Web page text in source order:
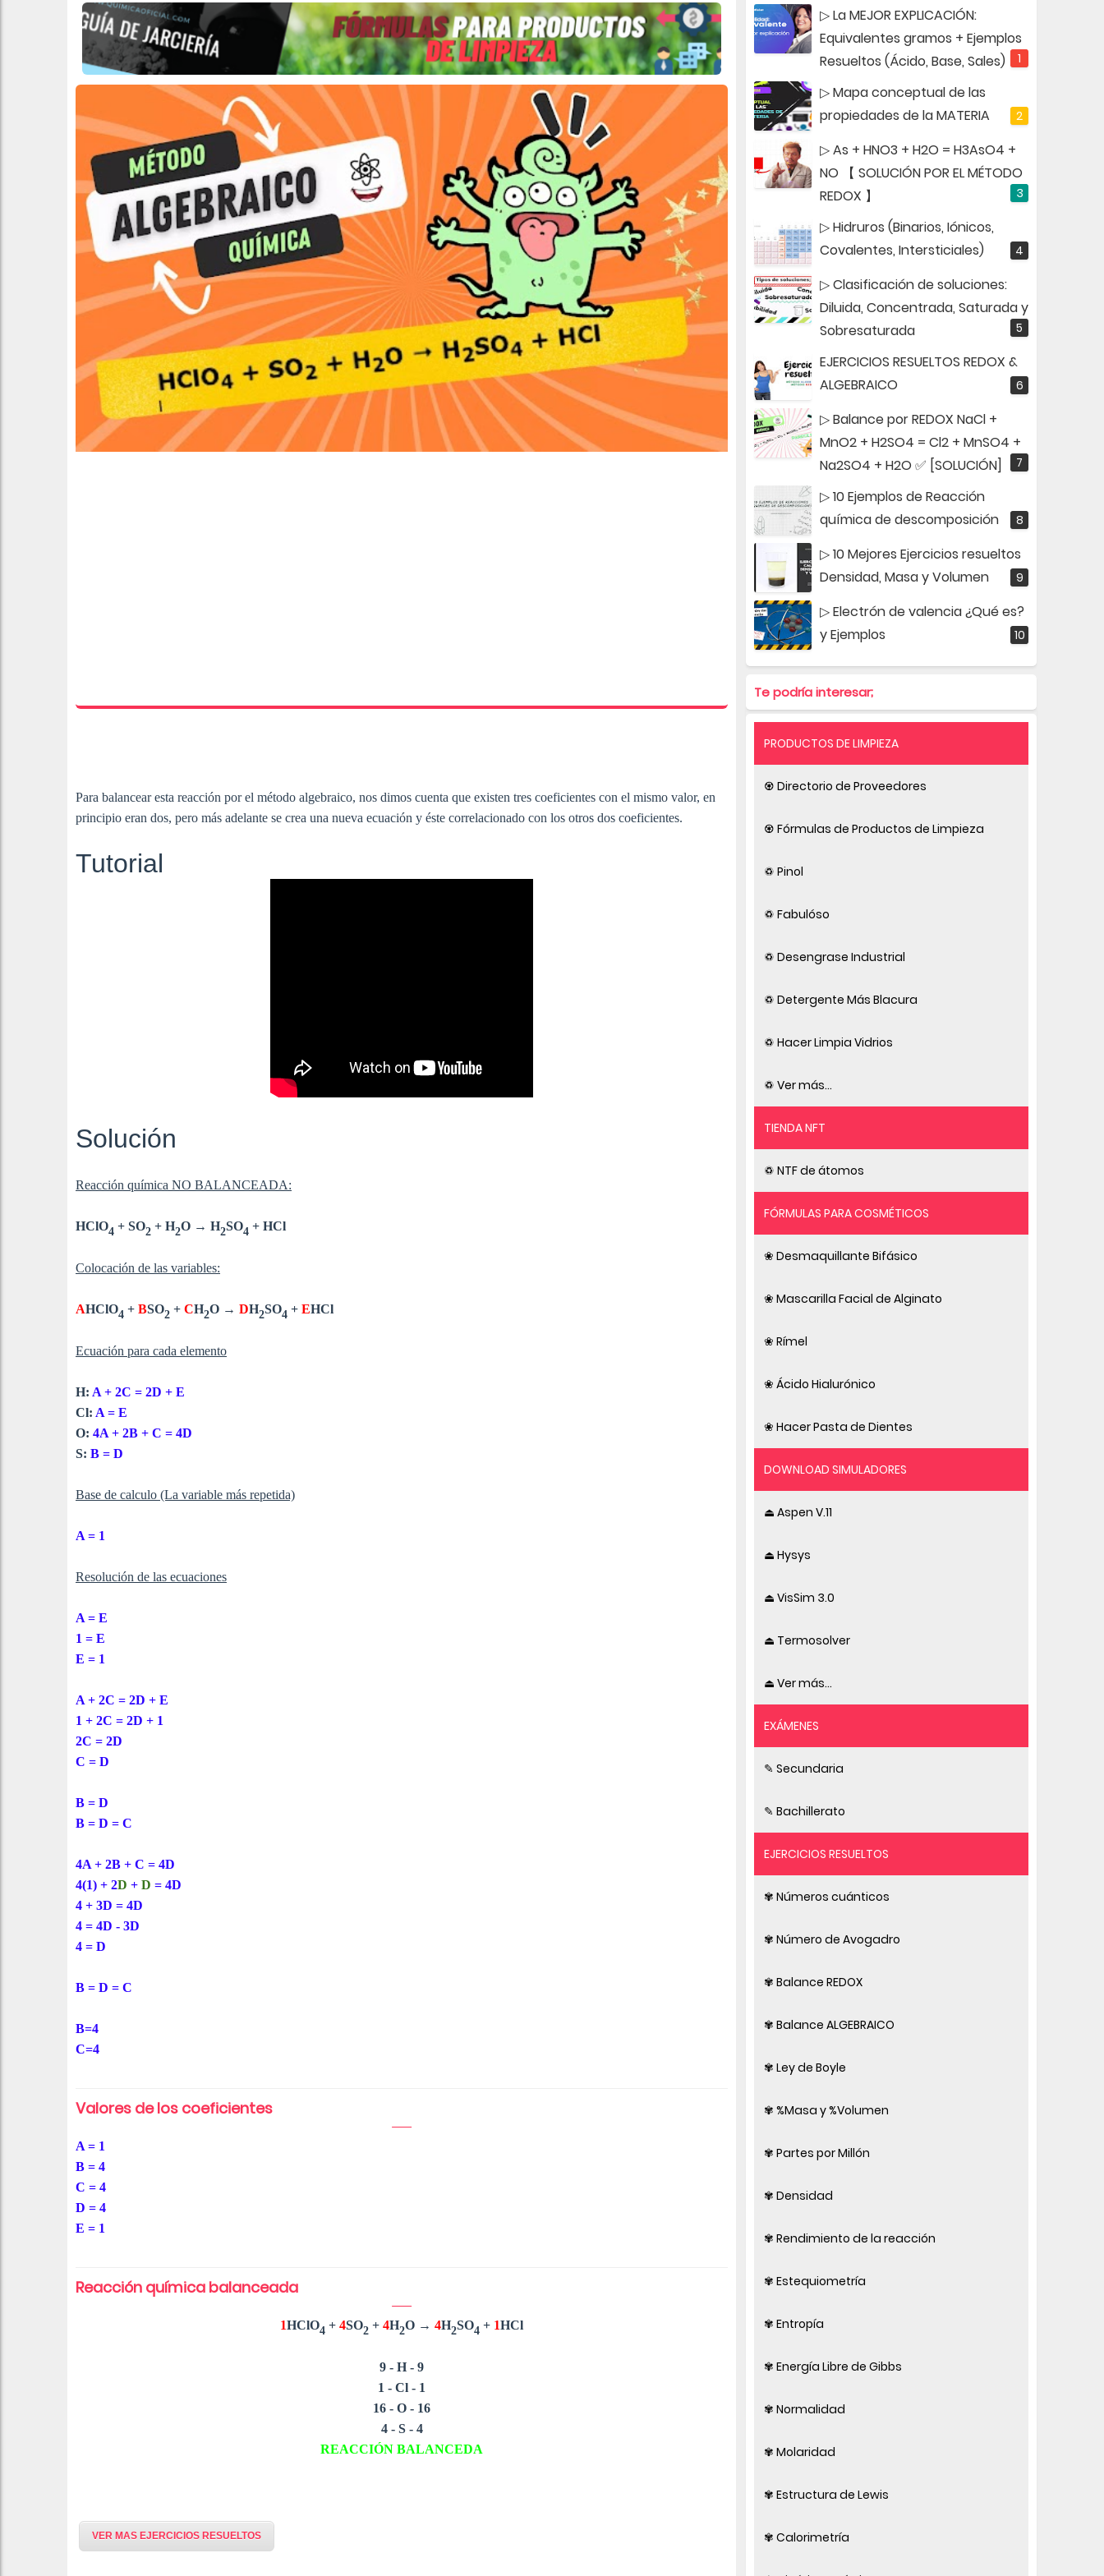
Para balancear esta reacción por el método algebraico, nos dimos cuenta que existen tres coeficientes con el mismo valor, en
principio eran dos, pero más adelante se crea una nueva ecuación y éste correlacionado con los otros dos coeficientes.
Tutorial
Solución
Reacción química NO BALANCEADA:
HClO4 + SO2 + H2O → H2SO4 + HCl
Colocación de las variables:
AHClO4 + BSO2 + CH2O → DH2SO4 + EHCl
Ecuación para cada elemento
H: A + 2C = 2D + E
Cl: A = E
O: 4A + 2B + C = 4D
S: B = D
Base de calculo (La variable más repetida)
A = 1
Resolución de las ecuaciones
A = E
1 = E
E = 1
A + 2C = 2D + E
1 + 2C = 2D + 1
2C = 2D
C = D
B = D
B = D = C
4A + 2B + C = 4D
4(1) + 2D + D = 4D
4 + 3D = 4D
4 = 4D - 3D
4 = D
B = D = C
B=4
C=4
Valores de los coeficientes
A = 1
B = 4
C = 4
D = 4
E = 1
Reacción química balanceada
1HClO4 +4SO2 +4H2O →4H2SO4 + 1HCl
9 - H - 9
1 - Cl - 1
16 - O - 16
4 - S - 4
REACCIÓN BALANCEDA
VER MAS EJERCICIOS RESUELTOS
▷ La MEJOR EXPLICACIÓN:
Equivalentes gramos + Ejemplos
Resueltos (Ácido, Base, Sales)
▷ Mapa conceptual de las
propiedades de la MATERIA
▷ As + HNO3 + H2O = H3AsO4 +
NO 【 SOLUCIÓN POR EL MÉTODO
REDOX 】
▷ Hidruros (Binarios, Iónicos,
Covalentes, Intersticiales)
▷ Clasificación de soluciones:
Diluida, Concentrada, Saturada y
Sobresaturada
EJERCICIOS RESUELTOS REDOX &
ALGEBRAICO
▷ Balance por REDOX NaCl +
MnO2 + H2SO4 = Cl2 + MnSO4 +
Na2SO4 + H2O ✅ [SOLUCIÓN]
▷ 10 Ejemplos de Reacción
química de descomposición
▷ 10 Mejores Ejercicios resueltos
Densidad, Masa y Volumen
▷ Electrón de valencia ¿Qué es?
y Ejemplos
Te podría interesar;
PRODUCTOS DE LIMPIEZA
♼ Directorio de Proveedores
♼ Fórmulas de Productos de Limpieza
♽ Pinol
♽ Fabulóso
♽ Desengrase Industrial
♽ Detergente Más Blacura
♽ Hacer Limpia Vidrios
♽ Ver más...
TIENDA NFT
♽ NTF de átomos
FÓRMULAS PARA COSMÉTICOS
❀ Desmaquillante Bifásico
❀ Mascarilla Facial de Alginato
❀ Rímel
❀ Ácido Hialurónico
❀ Hacer Pasta de Dientes
DOWNLOAD SIMULADORES
⏏ Aspen V.11
⏏ Hysys
⏏ VisSim 3.0
⏏ Termosolver
⏏ Ver más...
EXÁMENES
✎ Secundaria
✎ Bachillerato
EJERCICIOS RESUELTOS
✾ Números cuánticos
✾ Número de Avogadro
✾ Balance REDOX
✾ Balance ALGEBRAICO
✾ Ley de Boyle
✾ %Masa y %Volumen
✾ Partes por Millón
✾ Densidad
✾ Rendimiento de la reacción
✾ Estequiometría
✾ Entropía
✾ Energía Libre de Gibbs
✾ Normalidad
✾ Molaridad
✾ Estructura de Lewis
✾ Calorimetría